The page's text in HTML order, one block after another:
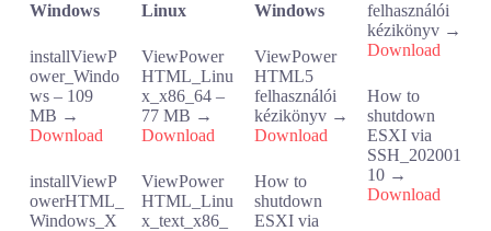
Windows
installViewP
ower_Windo
ws – 109
MB →
Download
installViewP
owerHTML_
Windows_X
Linux
ViewPower
HTML_Linu
x_x86_64 –
77 MB →
Download
ViewPower
HTML_Linu
x_text_x86_
Windows
ViewPower
HTML5
felhasználói
kézikönyv →
Download
How to
shutdown
ESXI via
felhasználói
kézikönyv →
Download
How to
shutdown
ESXI via
SSH_202001
10 →
Download